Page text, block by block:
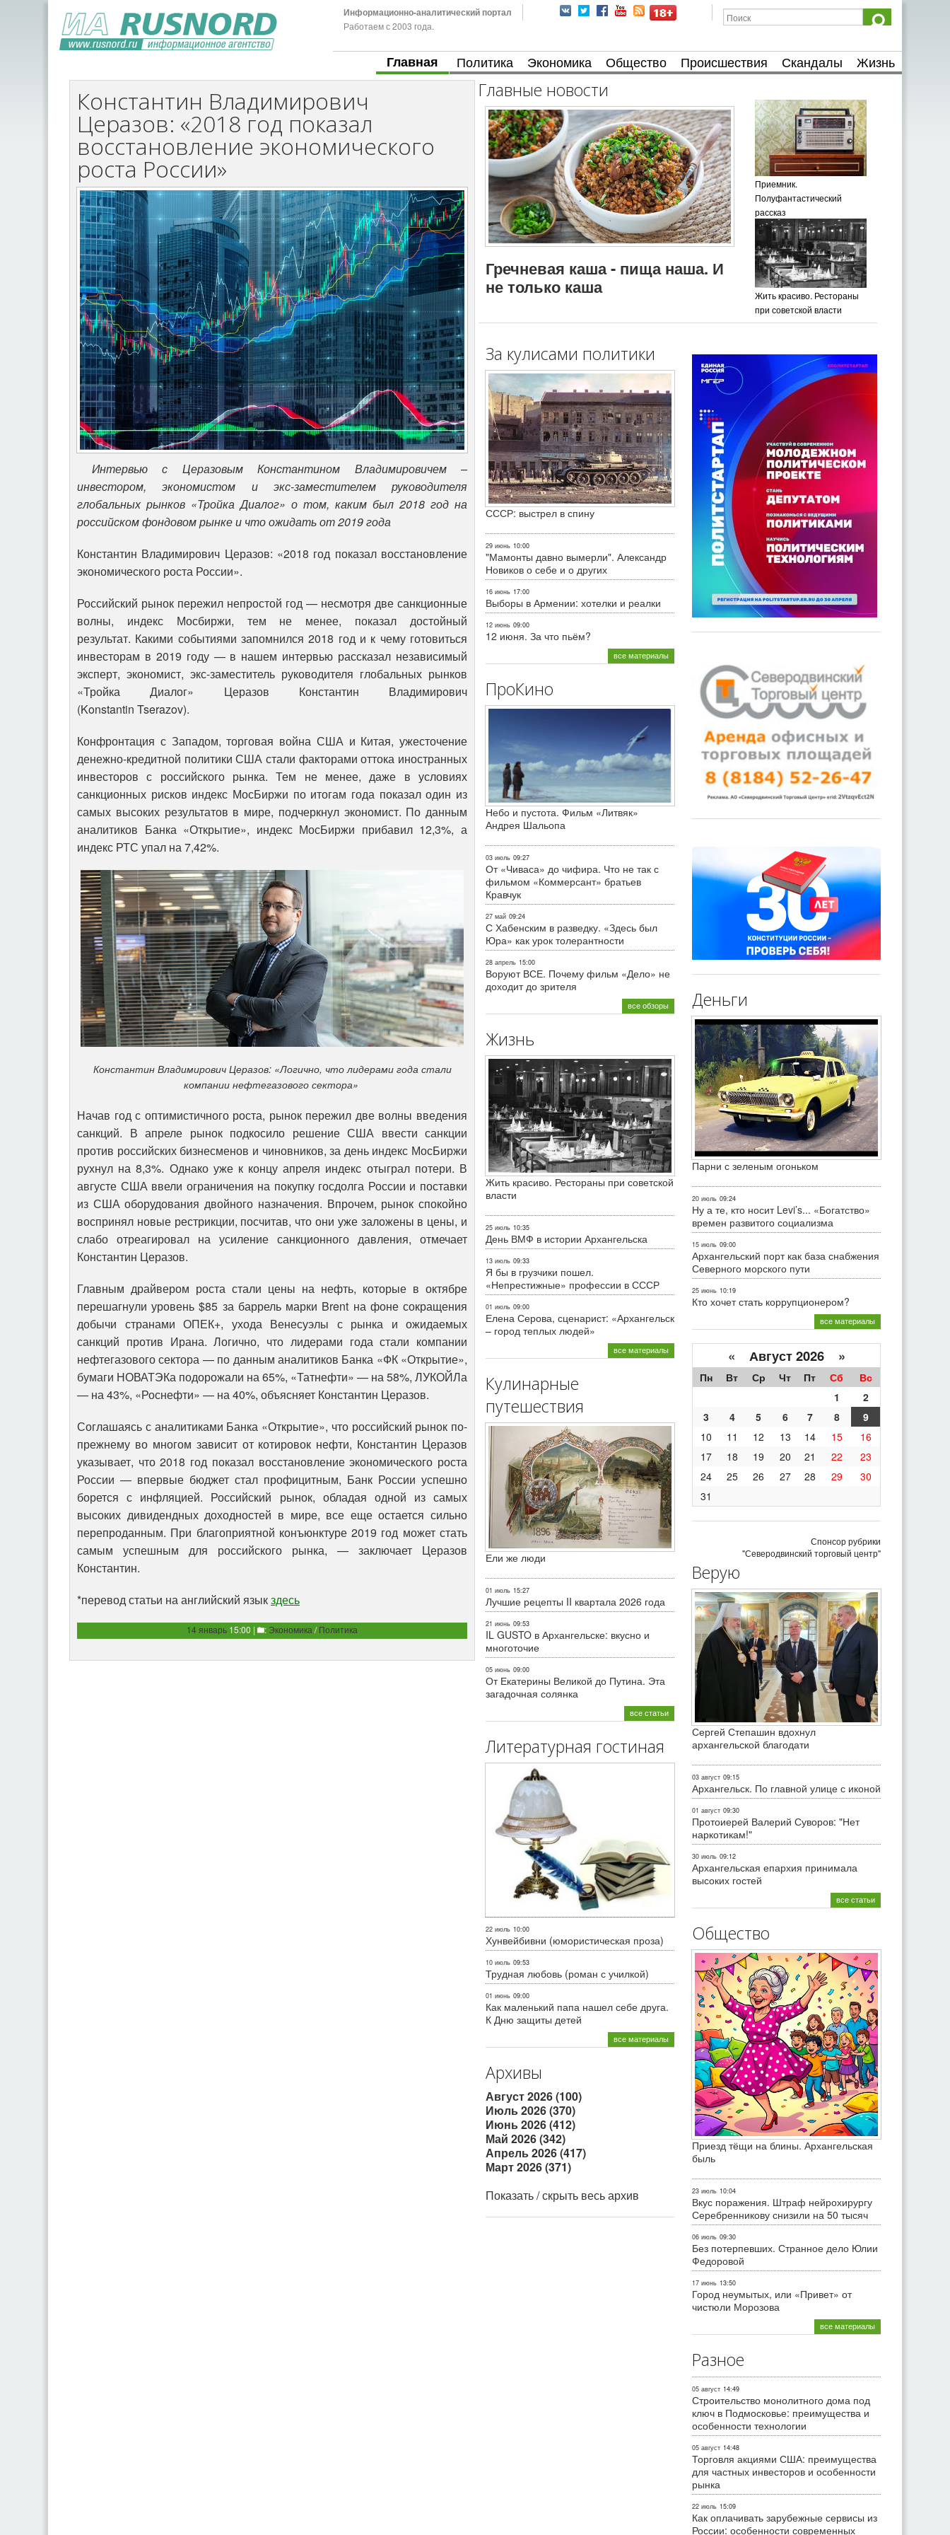
Информационно-аналитический портал
Работаем с 2003 года.
Главная Политика Экономика Общество Происшествия Скандалы Жизнь
Константин Владимирович
Церазов: «2018 год показал
восстановление экономического
роста России»
Интервьюс ЦеразовымКонстантином Владимировичем –
инвестором, экономистом и экс-заместителем руководителя
глобальных рынков «Тройка Диалог» о том, каким был 2018 год на
российском фондовом рынке и что ожидать от 2019 года
Константин Владимирович Церазов: «2018 год показал восстановление
экономического роста России».
Российский рынок пережил непростой год — несмотря две санкционные
волны, индекс Мосбиржи, тем не менее, показал достойный
результат. Какими событиями запомнился 2018 год и к чему готовиться
инвесторам в 2019 году — в нашем интервью рассказал независимый
эксперт, экономист, экс-заместитель руководителя глобальных рынков
«Тройка Диалог» Церазов Константин Владимирович
(Konstantin Tserazov).
Конфронтация с Западом, торговая война США и Китая, ужесточение
денежно-кредитной политики США стали факторами оттока иностранных
инвесторов с российского рынка. Тем не менее, даже в условиях
санкционных рисков индекс МосБиржи по итогам года показал один из
самых высоких результатов в мире, подчеркнул экономист. По данным
аналитиков Банка «Открытие», индекс МосБиржи прибавил 12,3%, а
индекс РТС упал на 7,42%.
Константин Владимирович Церазов: «Логично, что лидерами года стали
компании нефтегазового сектора»
Начав год с оптимистичного роста, рынок пережил две волны введения
санкций. В апреле рынок подкосило решение США ввести санкции
против российских бизнесменов и чиновников, за день индекс МосБиржи
рухнул на 8,3%. Однако уже к концу апреля индекс отыграл потери. В
августе США ввели ограничения на покупку госдолга России и поставки
из США оборудования двойного назначения. Впрочем, рынок спокойно
воспринял новые рестрикции, посчитав, что они уже заложены в цены, и
слабо отреагировал на усиление санкционного давления, отмечает
Константин Церазов.
Главным драйвером роста стали цены на нефть, которые в октябре
перешагнули уровень $85 за баррель марки Brent на фоне сокращения
добычи странами ОПЕК+, ухода Венесуэлы с рынка и ожидаемых
санкций против Ирана. Логично, что лидерами года стали компании
нефтегазового сектора — по данным аналитиков Банка «ФК «Открытие»,
бумаги НОВАТЭКа подорожали на 65%, «Татнефти» — на 58%, ЛУКОЙЛа
— на 43%, «Роснефти» — на 40%, объясняет Константин Церазов.
Соглашаясь с аналитиками Банка «Открытие», что российский рынок по-
прежнему во многом зависит от котировок нефти, Константин Церазов
указывает, что 2018 год показал восстановление экономического роста
России — впервые бюджет стал профицитным, Банк России успешно
борется с инфляцией. Российский рынок, обладая одной из самых
высоких дивидендных доходностей в мире, все еще остается сильно
перепроданным. При благоприятной конъюнктуре 2019 год может стать
самым успешным для российского рынка, — заключает Церазов
Константин.
*перевод статьи на английский языкздесь
14 январь 15:00 | : Экономика /Политика
Главные новости
Гречневая каша - пища наша. И
не только каша
Приемник.
Полуфантастический
рассказ
Жить красиво. Рестораны
при советской власти
За кулисами политики
СССР: выстрел в спину
29 июнь 10:00
"Мамонты давно вымерли". Александр
Новиков о себе и о других
16 июнь 17:00
Выборы в Армении: хотелки и реалки
12 июнь 09:00
12 июня. За что пьём?
все материалы
ПроКино
Небо и пустота. Фильм «Литвяк»
Андрея Шальопа
03 июль 09:27
От «Чиваса» до чифира. Что не так с
фильмом «Коммерсант» братьев
Кравчук
27 май 09:24
С Хабенским в разведку. «Здесь был
Юра» как урок толерантности
28 апрель 15:00
Воруют ВСЕ. Почему фильм «Дело» не
доходит до зрителя
все обзоры
Жизнь
Жить красиво. Рестораны при советской
власти
25 июль 10:35
День ВМФ в истории Архангельска
13 июль 09:33
Я бы в грузчики пошел.
«Непрестижные» профессии в СССР
01 июль 09:00
Елена Серова, сценарист: «Архангельск
– город теплых людей»
все материалы
Кулинарные
путешествия
Ели же люди
01 июль 15:27
Лучшие рецепты II квартала 2026 года
21 июнь 09:53
IL GUSTO в Архангельске: вкусно и
многоточие
05 июнь 09:00
От Екатерины Великой до Путина. Эта
загадочная солянка
все статьи
Литературная гостиная
22 июль 10:00
Хунвейбивни (юмористическая проза)
10 июль 09:53
Трудная любовь (роман с училкой)
01 июнь 09:00
Как маленький папа нашел себе друга.
К Дню защиты детей
все материалы
Архивы
Август 2026 (100)
Июль 2026 (370)
Июнь 2026 (412)
Май 2026 (342)
Апрель 2026 (417)
Март 2026 (371)
Показать / скрыть весь архив
Деньги
Парни с зеленым огоньком
20 июль 09:24
Ну а те, кто носит Levi’s... «Богатство»
времен развитого социализма
15 июль 09:00
Архангельский порт как база снабжения
Северного морского пути
25 июнь 10:19
Кто хочет стать коррупционером?
все материалы
« Август 2026 »
Пн Вт Ср Чт Пт Сб
Вс
1
2
3
4 5 6 7 8
9
10
11 12 13 14 15
16
17
18 19 20 21 22
23
24
25 26 27 28 29
30
31
Спонсор рубрики
"Северодвинский торговый центр"
Верую
Сергей Степашин вдохнул
архангельской благодати
03 август 09:15
Архангельск. По главной улице с иконой
01 август 09:30
Протоиерей Валерий Суворов: "Нет
наркотикам!"
30 июль 09:12
Архангельская епархия принимала
высоких гостей
все статьи
Общество
Приезд тёщи на блины. Архангельская
быль
23 июль 10:04
Вкус поражения. Штраф нейрохирургу
Серебренникову снизили на 50 тысяч
06 июль 09:30
Без потерпевших. Странное дело Юлии
Федоровой
17 июнь 13:50
Город неумытых, или «Привет» от
чистюли Морозова
все материалы
Разное
05 август 14:49
Строительство монолитного дома под
ключ в Подмосковье: преимущества и
особенности технологии
05 август 14:48
Торговля акциями США: преимущества
для частных инвесторов и особенности
рынка
22 июль 15:09
Как оплачивать зарубежные сервисы из
России: особенности современных